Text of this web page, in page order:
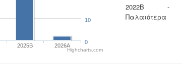
2025B 2026A
0
10
Highcharts.com
2022B
-
Παλαιότερα